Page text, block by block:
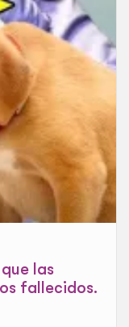
las
fallecidos.